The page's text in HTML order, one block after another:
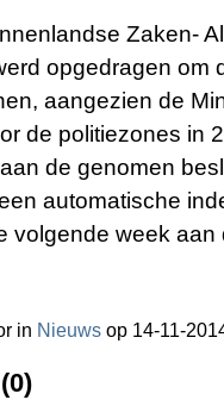
Zaken-
opgedragen om
aangezien de
de politiezones in
de genomen
automatische
volgende week
in Nieuws op 14-11-